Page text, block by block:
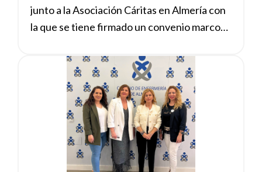
junto a la Asociación Cáritas en Almería con
la que se tiene firmado un convenio marco
Gestión Emocional para Adolescentes.